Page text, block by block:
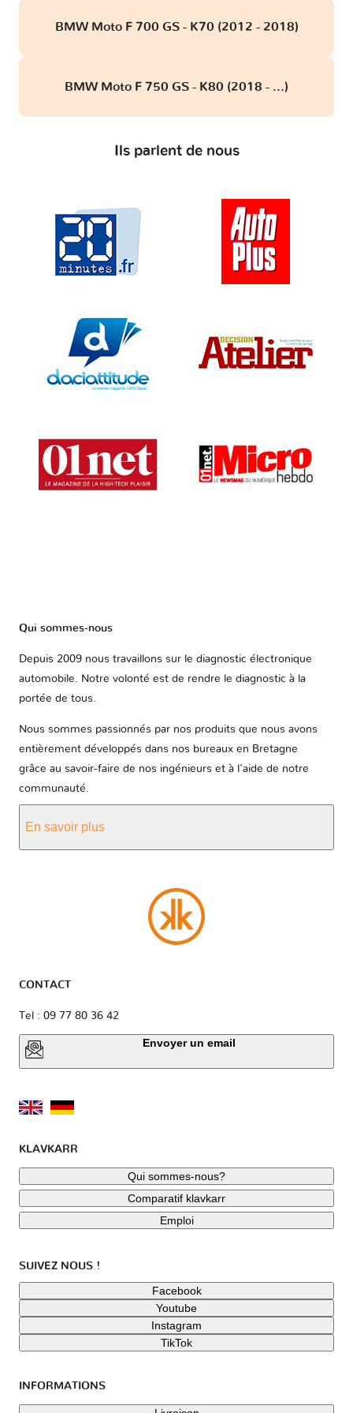
BMW Moto F 700 GS - K70 (2012 - 2018)
BMW Moto F 750 GS - K80 (2018 - ...)
Ils parlent de nous
Qui sommes-nous
Depuis 2009 nous travaillons sur le diagnostic électronique
automobile. Notre volonté est de rendre le diagnostic à la
portée de tous.
Nous sommes passionnés par nos produits que nous avons
entièrement développés dans nos bureaux en Bretagne
grâce au savoir-faire de nos ingénieurs et à l'aide de notre
communauté.
En savoir plus
CONTACT
Tel : 09 77 80 36 42
Envoyer un email
KLAVKARR
Qui sommes-nous?
Comparatif klavkarr
Emploi
SUIVEZ NOUS !
Facebook
Youtube
Instagram
TikTok
INFORMATIONS